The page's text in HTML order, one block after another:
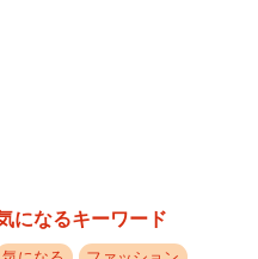
になるキーワード